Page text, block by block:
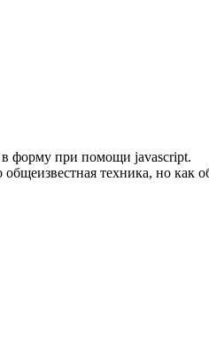
в форму при помощи javascript.
техника, но как